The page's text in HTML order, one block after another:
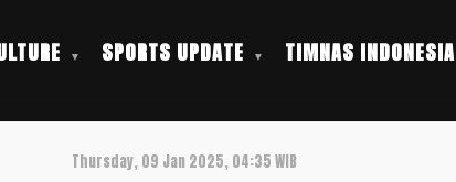
SPORTS UPDATE TIMNAS INDONESIA
Thursday, 09 Jan 2025, 04:35 WIB